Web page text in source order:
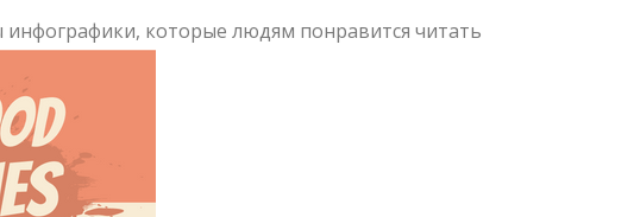
которые людям понравится читать